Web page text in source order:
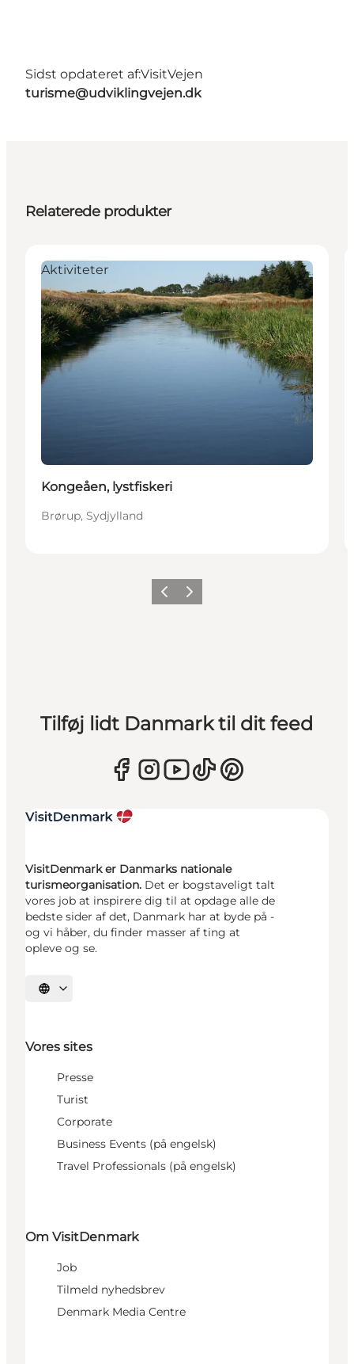
Sidst opdateret af:VisitVejen
turisme@udviklingvejen.dk
Relaterede produkter
Aktiviteter
Kongeåen, lystfiskeri
Brørup, Sydjylland
ForrigeNæste
Tilføj lidt Danmark til dit feed
VisitDenmark er Danmarks nationale
turismeorganisation. Det er bogstaveligt talt
vores job at inspirere dig til at opdage alle de
bedste sider af det, Danmark har at byde på -
og vi håber, du finder masser af ting at
opleve og se.
Vælg sprog
Vores sites
Presse
Turist
Corporate
Business Events (på engelsk)
Travel Professionals (på engelsk)
Om VisitDenmark
Job
Tilmeld nyhedsbrev
Denmark Media Centre